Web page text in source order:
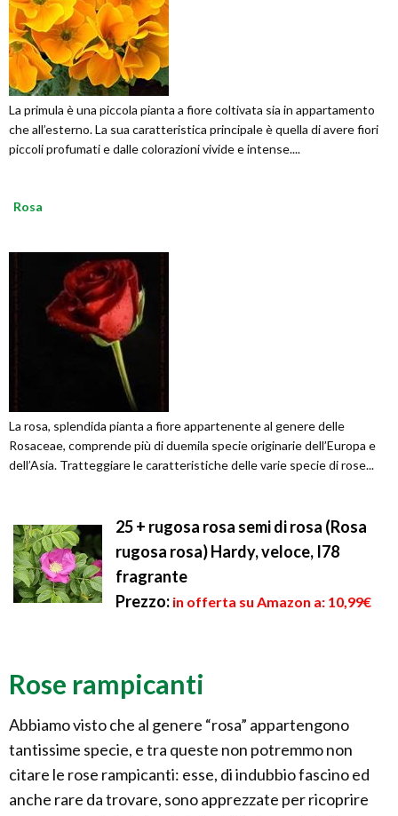
La primula è una piccola pianta a fiore coltivata sia in appartamento
che all’esterno. La sua caratteristica principale è quella di avere fiori
piccoli profumati e dalle colorazioni vivide e intense....
Rosa
La rosa, splendida pianta a fiore appartenente al genere delle
Rosaceae, comprende più di duemila specie originarie dell’Europa e
dell’Asia. Tratteggiare le caratteristiche delle varie specie di rose...
25 + rugosa rosa semi di rosa (Rosa
rugosa rosa) Hardy, veloce, I78
fragrante
Prezzo: in offerta su Amazon a: 10,99€
Rose rampicanti
Abbiamo visto che al genere “rosa” appartengono
tantissime specie, e tra queste non potremmo non
citare le rose rampicanti: esse, di indubbio fascino ed
anche rare da trovare, sono apprezzate per ricoprire